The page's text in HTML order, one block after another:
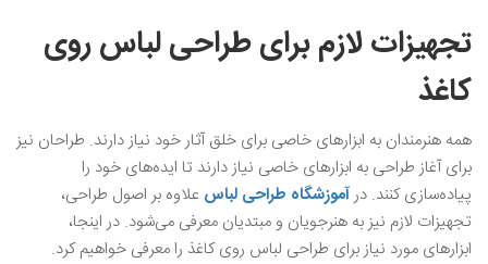
تجهیزات لازم برای طراحی لباس روی
کاغذ
همه هنرمندان به ابزارهای خاصی برای خلق آثار خود نیاز دارند. طراحان نیز
برای آغاز طراحی به ابزارهای خاصی نیاز دارند تا ایده‌های خود را
پیاده‌سازی کنند. درآموزشگاه طراحی لباس علاوه بر اصول طراحی،
تجهیزات لازم نیز به هنرجویان و مبتدیان معرفی می‌شود. در اینجا،
ابزارهای مورد نیاز برای طراحی لباس روی کاغذ را معرفی خواهیم کرد.